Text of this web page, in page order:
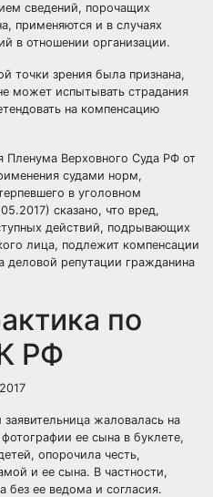
сведений, порочащих
применяются и в случаях
в отношении организации.
точки зрения была признана,
может испытывать страдания
на компенсацию
Пленума Верховного Суда РФ от
судами норм,
в уголовном
сказано, что вред,
действий, подрывающих
лица, подлежит компенсации
деловой репутации гражданина
по
РФ
жаловалась на
ее сына в буклете,
опорочила честь,
и ее сына. В частности,
без ее ведома и согласия.